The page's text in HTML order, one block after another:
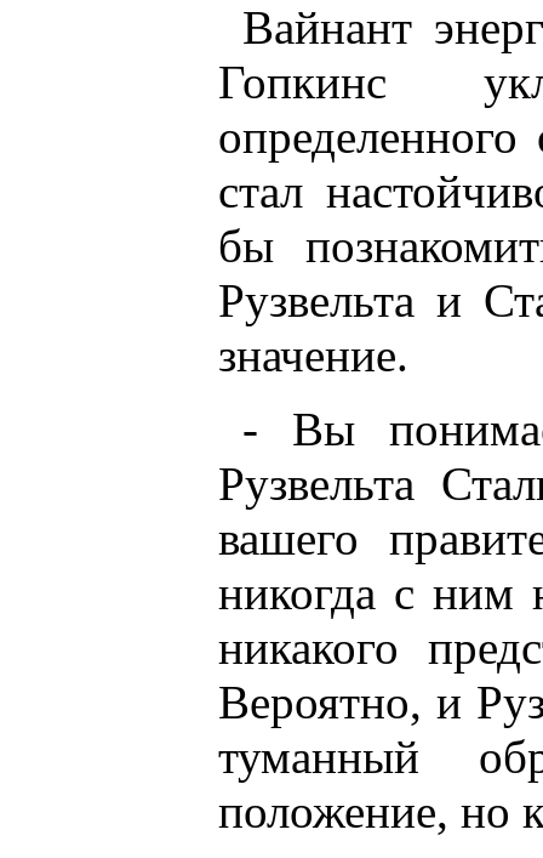
Вайнант
Гопкинс
стал
бы
Рузвельта и
значение.
- Вы
Рузвельта
вашего
никогда с ним
никакого
Вероятно, и
туманный
положение, но